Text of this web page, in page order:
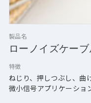
製品名
ローノイズケー
特徴
ねじり、押しつぶし、曲
微小信号アプリケーショ